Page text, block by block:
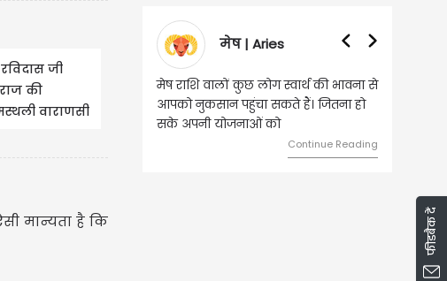
जी
की
वाराणसी
मान्यता है कि
वृषभ | Taurus
वृष राशि वालों आय के स्त्रोत बढ़ने से रुके
हुए कार्यों में गति आएगी। युवा वर्ग भविष्य
को लेकर ज्यादा फोकस रहेंगे।
Continue Reading
फीडबैक दें